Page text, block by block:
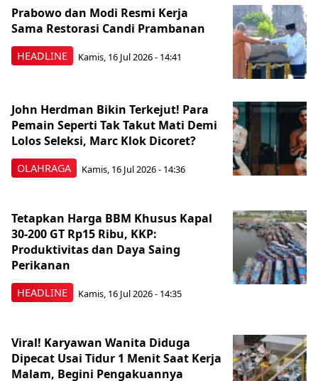
HEADLINE
Prabowo dan Modi Resmi Kerja
Sama Restorasi Candi Prambanan
Kamis, 16 Jul 2026 - 14:41
OLAHRAGA
John Herdman Bikin Terkejut! Para
Pemain Seperti Tak Takut Mati Demi
Lolos Seleksi, Marc Klok Dicoret?
Kamis, 16 Jul 2026 - 14:36
HEADLINE
Tetapkan Harga BBM Khusus Kapal
30-200 GT Rp15 Ribu, KKP:
Produktivitas dan Daya Saing
Perikanan
Kamis, 16 Jul 2026 - 14:35
Viral! Karyawan Wanita Diduga
Dipecat Usai Tidur 1 Menit Saat Kerja
Malam, Begini Pengakuannya